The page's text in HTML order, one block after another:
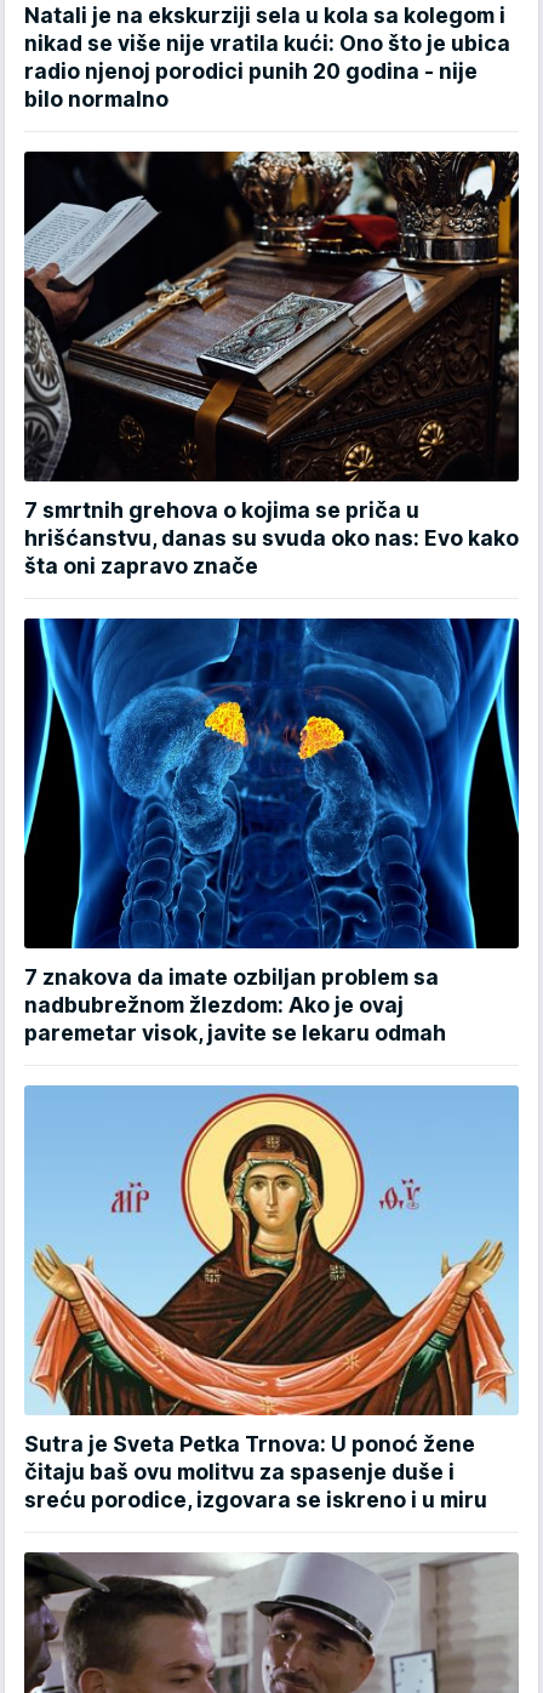
Natali je na ekskurziji sela u kola sa kolegom i
nikad se više nije vratila kući: Ono što je ubica
radio njenoj porodici punih 20 godina - nije
bilo normalno
7 smrtnih grehova o kojima se priča u
hrišćanstvu, danas su svuda oko nas: Evo kako
šta oni zapravo znače
7 znakova da imate ozbiljan problem sa
nadbubrežnom žlezdom: Ako je ovaj
paremetar visok, javite se lekaru odmah
Sutra je Sveta Petka Trnova: U ponoć žene
čitaju baš ovu molitvu za spasenje duše i
sreću porodice, izgovara se iskreno i u miru